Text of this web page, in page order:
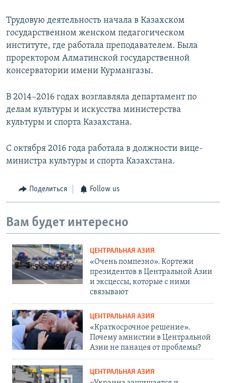
Трудовую деятельность начала в Казахском
государственном женском педагогическом
институте, где работала преподавателем. Была
проректором Алматинской государственной
консерватории имени Курмангазы.
В 2014–2016 годах возглавляла департамент по
делам культуры и искусства министерства
культуры и спорта Казахстана.
С октября 2016 года работала в должности вице-
министра культуры и спорта Казахстана.
Поделиться Follow us
Вам будет интересно
ЦЕНТРАЛЬНАЯ АЗИЯ
«Очень помпезно». Кортежи
президентов в Центральной Азии
и эксцессы, которые с ними
связывают
ЦЕНТРАЛЬНАЯ АЗИЯ
«Краткосрочное решение».
Почему амнистии в Центральной
Азии не панацея от проблемы?
ЦЕНТРАЛЬНАЯ АЗИЯ